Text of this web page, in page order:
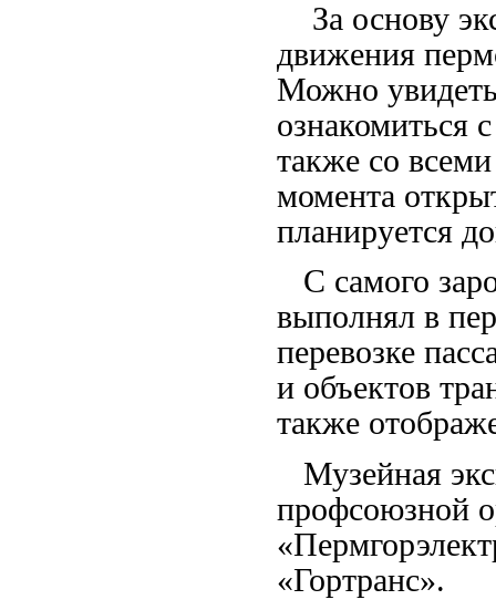
За основу
движения
Можно
также со
момента
планируется
С самого
выполнял в
перевозке
и объектов
также
Музейная
профсоюзной
«Гортранс».